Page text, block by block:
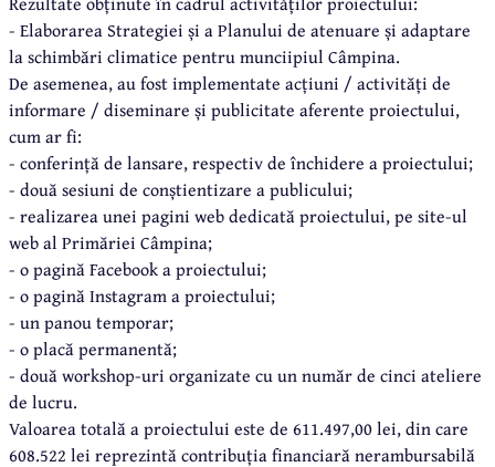
- Elaborarea Strategiei și a Planului de atenuare și adaptare
la schimbări climatice pentru munciipiul Câmpina.
De asemenea, au fost implementate acțiuni / activități de
informare / diseminare și publicitate aferente proiectului,
cum ar fi:
- conferință de lansare, respectiv de închidere a proiectului;
- două sesiuni de conștientizare a publicului;
- realizarea unei pagini web dedicată proiectului, pe site-ul
web al Primăriei Câmpina;
- o pagină Facebook a proiectului;
- o pagină Instagram a proiectului;
- un panou temporar;
- o placă permanentă;
- două workshop-uri organizate cu un număr de cinci ateliere
de lucru.
Valoarea totală a proiectului este de 611.497,00 lei, din care
608.522 lei reprezintă contribuția financiară nerambursabilă